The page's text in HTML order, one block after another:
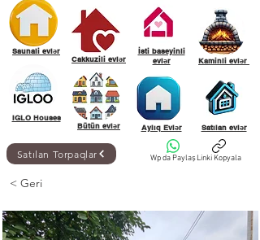
Saunali evlər
IGLO Houses
Cakkuzili evlər
Bütün evlər
İsti baseyinli
evlər
Aylıq Evlər
Kaminli evlər
Satılan evlər
Wp da PaylaşLinki Kopyala
Satılan Torpaqlar
< Geri